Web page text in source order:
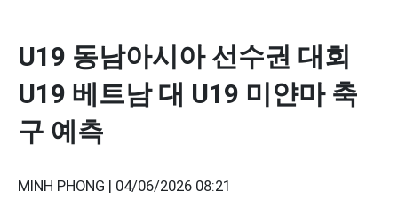
U19 동남아시아 선수권 대회
U19 베트남 대 U19 미얀마 축
구 예측
MINH PHONG | 04/06/2026 08:21